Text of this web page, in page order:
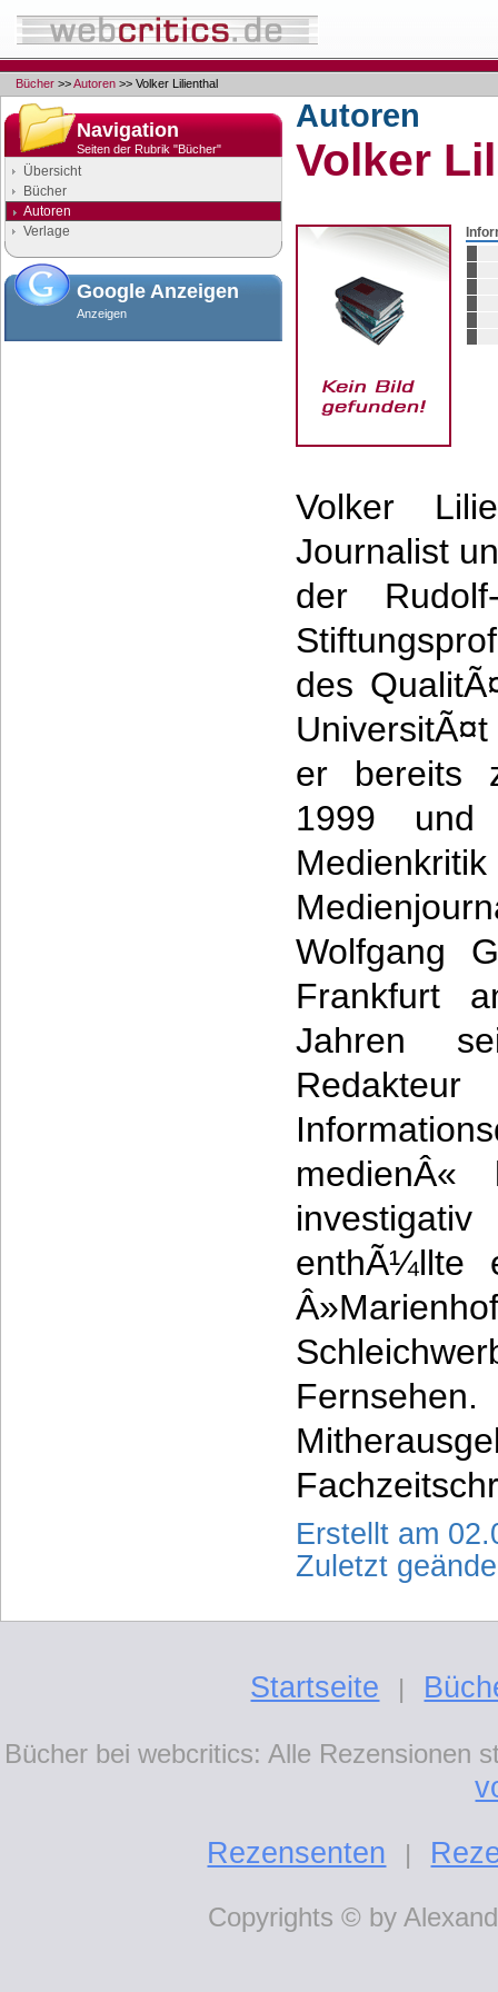
Bücher >>Autoren >> Volker Lilienthal
Navigation
Seiten der Rubrik "Bücher"
Übersicht
Bücher
Autoren
Verlage
Google Anzeigen
Anzeigen
Autoren
Volker
Volker
Journalist
der
des
er bereits
1999
Wolfgang
Frankfurt
Jahren
enthÃ¼llte
Erstellt am
Zuletzt
Startseite |
Bücher bei webcritics: Alle Rezensionen
Rezensenten
|
Copyrights © by